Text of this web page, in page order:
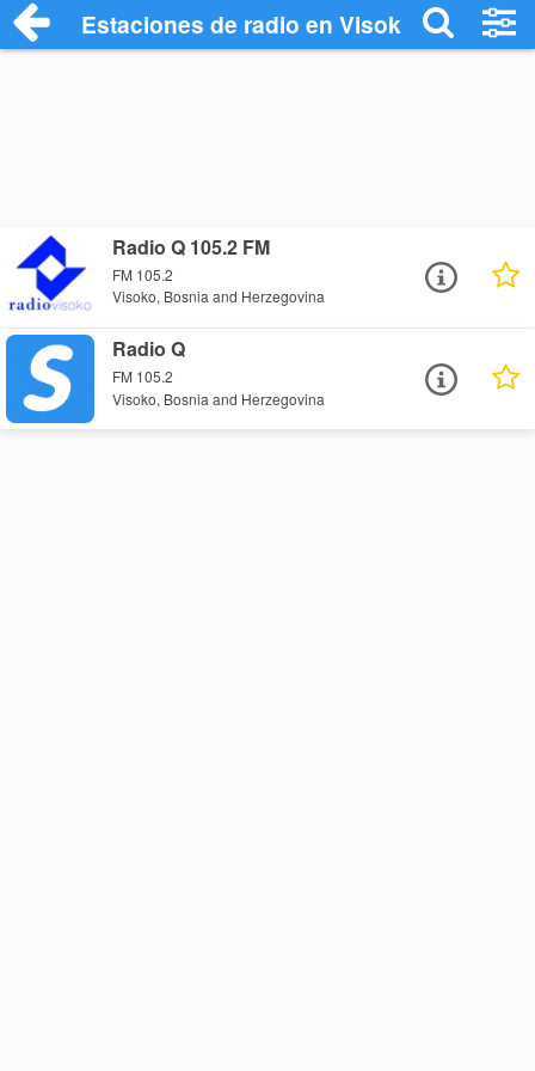
Estaciones de radio en Visoko -
Radio Q 105.2 FM
FM 105.2
Visoko, Bosnia and Herzegovina
Radio Q
FM 105.2
Visoko, Bosnia and Herzegovina